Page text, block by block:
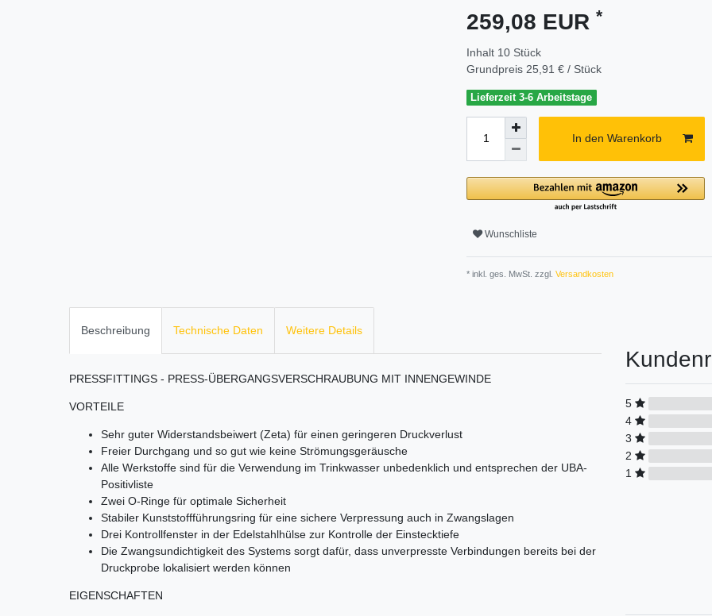
259,08 EUR *
Inhalt 10 Stück
Grundpreis 25,91 € / Stück
Lieferzeit 3-6 Arbeitstage
In den Warenkorb
Wunschliste
* inkl. ges. MwSt. zzgl. Versandkosten
Beschreibung Technische Daten Weitere Details
PRESSFITTINGS - PRESS-ÜBERGANGSVERSCHRAUBUNG MIT INNENGEWINDE
VORTEILE
Sehr guter Widerstandsbeiwert (Zeta) für einen geringeren Druckverlust
Freier Durchgang und so gut wie keine Strömungsgeräusche
Alle Werkstoffe sind für die Verwendung im Trinkwasser unbedenklich und entsprechen der UBA-
Positivliste
Zwei O-Ringe für optimale Sicherheit
Stabiler Kunststoffführungsring für eine sichere Verpressung auch in Zwangslagen
Drei Kontrollfenster in der Edelstahlhülse zur Kontrolle der Einstecktiefe
Die Zwangsundichtigkeit des Systems sorgt dafür, dass unverpresste Verbindungen bereits bei der
Druckprobe lokalisiert werden können
EIGENSCHAFTEN
5
4
3
2
1